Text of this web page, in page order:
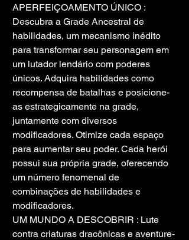
APERFEIÇOAMENTO ÚNICO :
Descubra a Grade Ancestral de
habilidades, um mecanismo inédito
para transformar seu personagem em
um lutador lendário com poderes
únicos. Adquira habilidades como
recompensa de batalhas e posicione-
as estrategicamente na grade,
juntamente com diversos
modificadores. Otimize cada espaço
para aumentar seu poder. Cada herói
possui sua própria grade, oferecendo
um número fenomenal de
combinações de habilidades e
modificadores.
UM MUNDO A DESCOBRIR : Lute
contra criaturas dracônicas e aventure-